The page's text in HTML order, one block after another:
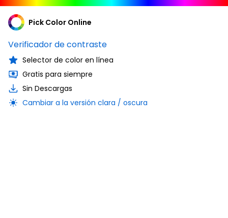
Pick Color Online
Verificador de contraste
Selector de color en línea
Gratis para siempre
Sin Descargas
Cambiar a la versión clara / oscura